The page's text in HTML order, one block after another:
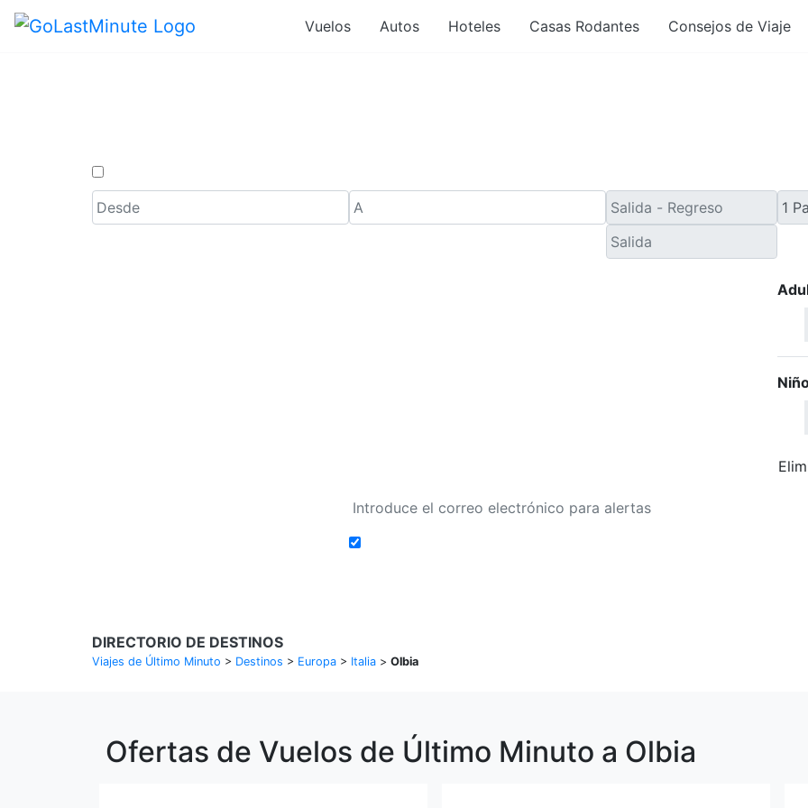
Vuelos Autos Hoteles Casas Rodantes Consejos de Viaje
DIRECTORIO DE DESTINOS
Viajes de Último Minuto > Destinos > Europa > Italia > Olbia
Ofertas de Vuelos de Último Minuto a Olbia